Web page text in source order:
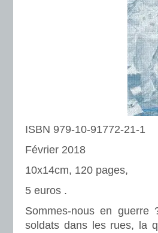
ISBN 979-10-91772-21-1
Février 2018
10x14cm, 120 pages,
5 euros .
Sommes-nous en
soldats dans les rues, la